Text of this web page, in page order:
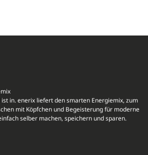
in. enerix liefert den smarten Energiemix, zum
mit Köpfchen und Begeisterung für moderne
selber machen, speichern und sparen.